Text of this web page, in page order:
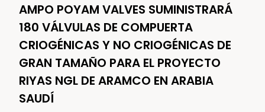
AMPO POYAM VALVES SUMINISTRARÁ
180 VÁLVULAS DE COMPUERTA
CRIOGÉNICAS Y NO CRIOGÉNICAS DE
GRAN TAMAÑO PARA EL PROYECTO
RIYAS NGL DE ARAMCO EN ARABIA
SAUDÍ